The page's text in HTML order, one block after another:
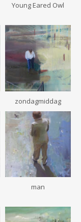
Young Eared Owl
zondagmiddag
man